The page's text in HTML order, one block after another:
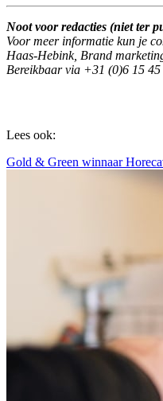
Noot voor redacties (niet ter
Voor meer informatie kun je
Haas-Hebink, Brand
Bereikbaar via +31 (0)6 15
Lees ook:
Gold & Green winnaar